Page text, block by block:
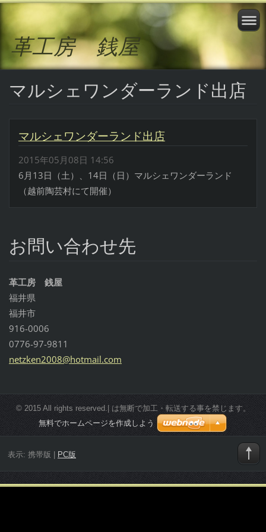
革工房 銭屋
マルシェワンダーランド出店
マルシェワンダーランド出店
2015年05月08日 14:56
6月13日（土）、14日（日）マルシェワンダーランド
（越前陶芸村にて開催）
お問い合わせ先
革工房 銭屋
福井県
福井市
916-0006
0776-97-9811
netzken2008@hotmail.com
© 2015 All rights reserved.| は無断で加工・転送する事を禁じます。
無料でホームページを作成しよう
表示: 携帯版 | PC版